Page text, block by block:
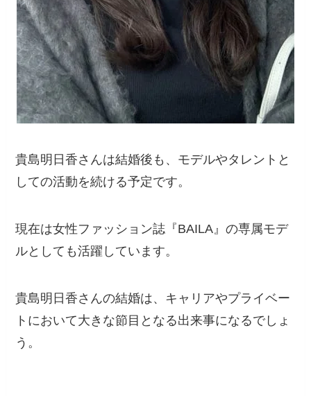
貴島明日香さんは結婚後も、モデルやタレントと
しての活動を続ける予定です。
現在は女性ファッション誌『BAILA』の専属モデ
ルとしても活躍しています。
貴島明日香さんの結婚は、キャリアやプライベー
トにおいて大きな節目となる出来事になるでしょ
う。